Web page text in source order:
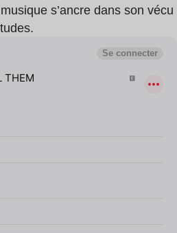
s’ancre dans son vécu